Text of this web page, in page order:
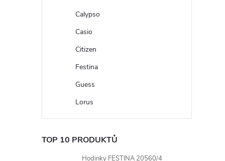
Calypso
Casio
Citizen
Festina
Guess
Lorus
TOP 10 PRODUKTŮ
Hodinky FESTINA 20560/4